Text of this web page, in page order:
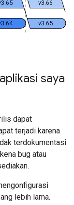
v3.65
v3.66
saya
dapat
terjadi karena
terdokumentasi
bug atau
lebih lama.